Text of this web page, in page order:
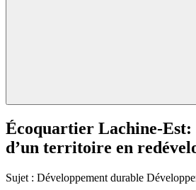
Écoquartier Lachine-Est:
d’un territoire en
Sujet : Développement durable